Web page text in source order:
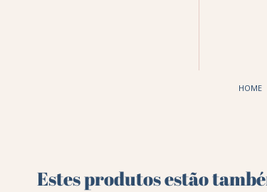
HOME
Estes produtos estão